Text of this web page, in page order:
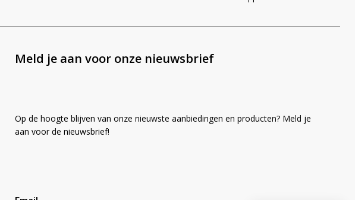
Meld je aan voor onze nieuwsbrief
Op de hoogte blijven van onze nieuwste aanbiedingen en producten? Meld je
aan voor de nieuwsbrief!